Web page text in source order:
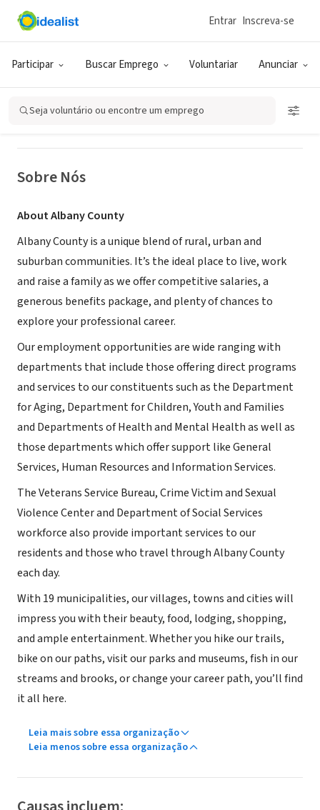
Participar Buscar Emprego Voluntariar Anunciar
Entrar Inscreva-se
Seja voluntário ou encontre um emprego
GOVERNO (SETOR PÚBLICO)
Albany County
Sobre Nós
About Albany County
Albany County is a unique blend of rural, urban and
suburban communities. It’s the ideal place to live, work
and raise a family as we offer competitive salaries, a
generous benefits package, and plenty of chances to
explore your professional career.
Our employment opportunities are wide ranging with
departments that include those offering direct programs
and services to our constituents such as the Department
for Aging, Department for Children, Youth and Families
and Departments of Health and Mental Health as well as
those departments which offer support like General
Services, Human Resources and Information Services.
The Veterans Service Bureau, Crime Victim and Sexual
Violence Center and Department of Social Services
workforce also provide important services to our
residents and those who travel through Albany County
each day.
With 19 municipalities, our villages, towns and cities will
impress you with their beauty, food, lodging, shopping,
and ample entertainment. Whether you hike our trails,
bike on our paths, visit our parks and museums, fish in our
streams and brooks, or change your career path, you’ll find
it all here.
Leia mais sobre essa organização
Leia menos sobre essa organização